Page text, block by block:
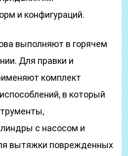
и конфигураций.
выполняют в горячем
Для правки и
комплект
в который
с насосом и
вытяжки поврежденных